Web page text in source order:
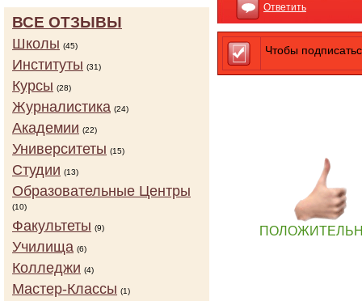
Ответить
Чтобы
ВСЕ ОТЗЫВЫ
Школы (45)
Институты (31)
Курсы (28)
Журналистика (24)
Академии (22)
Университеты (15)
Студии (13)
Образовательные Центры
(10)
Факультеты (9)
Училища (6)
Колледжи (4)
Мастер-Классы (1)